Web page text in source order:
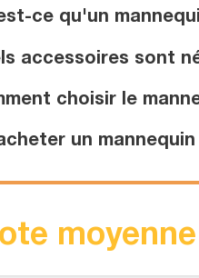
ce qu'un
accessoires sont
choisir le
un